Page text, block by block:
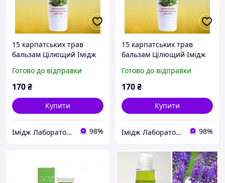
15 карпатських трав
бальзам Цілющий Імідж
Готово до відправки
170₴
Купити
Імідж Лабораторія 98%
15 карпатських трав
бальзам Цілющий Імідж
Готово до відправки
170₴
Купити
Імідж Лабораторія 98%